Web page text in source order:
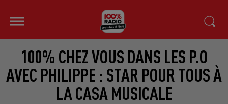
100% CHEZ VOUS DANS LES P.O
AVEC PHILIPPE : STAR POUR TOUS À
LA CASA MUSICALE